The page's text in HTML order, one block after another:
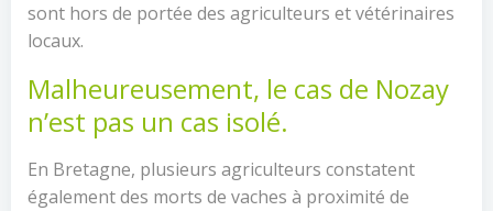
sont hors de portée des agriculteurs et vétérinaires
locaux.
Malheureusement, le cas de Nozay
n’est pas un cas isolé.
En Bretagne, plusieurs agriculteurs constatent
également des morts de vaches à proximité de